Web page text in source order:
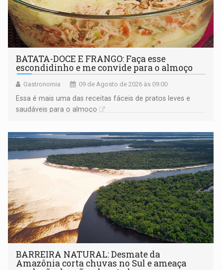
BATATA-DOCE E FRANGO: Faça esse
escondidinho e me convide para o almoço
Gastronomia 09 de Agosto de 2026 às 09:00
Essa é mais uma das receitas fáceis de pratos leves e
saudáveis para o almoço
BARREIRA NATURAL: Desmate da
Amazônia corta chuvas no Sul e ameaça